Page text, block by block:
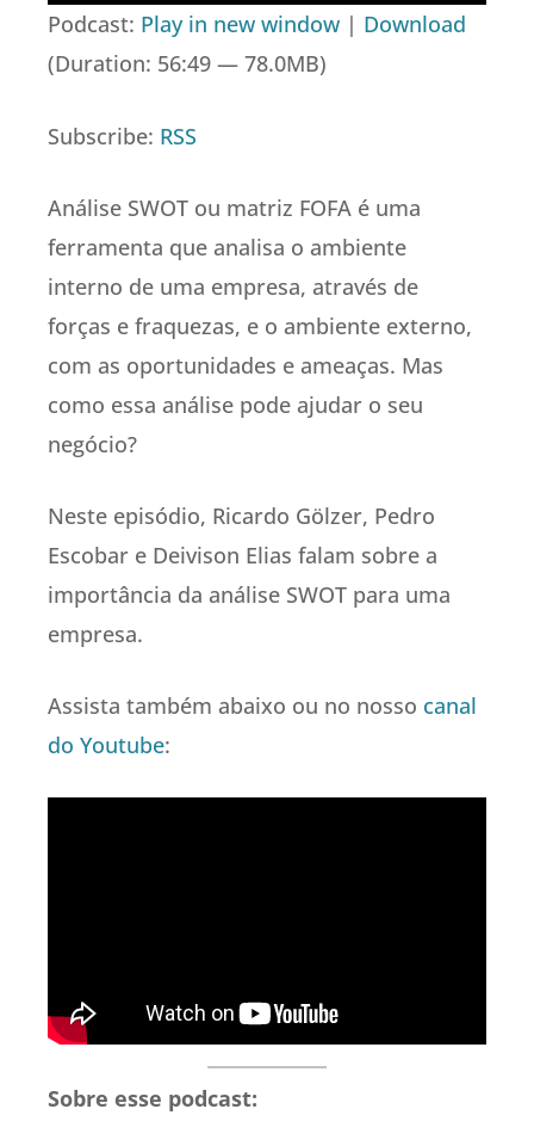
de
áudio
Podcast: Play in new window | Download
(Duration: 56:49 — 78.0MB)
Subscribe: RSS
Análise SWOT ou matriz FOFA é uma
ferramenta que analisa o ambiente
interno de uma empresa, através de
forças e fraquezas, e o ambiente externo,
com as oportunidades e ameaças. Mas
como essa análise pode ajudar o seu
negócio?
Neste episódio, Ricardo Gölzer, Pedro
Escobar e Deivison Elias falam sobre a
importância da análise SWOT para uma
empresa.
Assista também abaixo ou no nosso canal
do Youtube:
Sobre esse podcast: